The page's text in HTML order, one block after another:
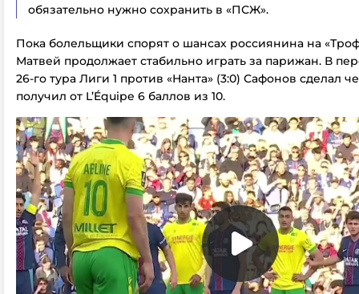
обязательно нужно сохранить в «ПСЖ».
Пока болельщики спорят о шансах россиянина на
Матвей продолжает стабильно играть за парижан. В
26-го тура Лиги 1 против «Нанта» (3:0) Сафонов сделал
получил от L’Équipe 6 баллов из 10.